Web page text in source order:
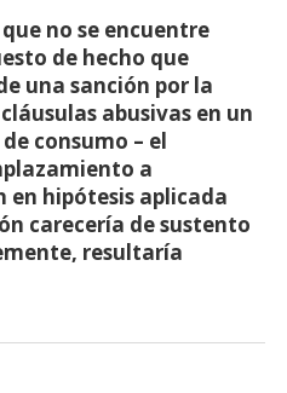
no se encuentre
de hecho que
una sanción por la
abusivas en un
consumo – el
a
en hipótesis aplicada
carecería de sustento
resultaría